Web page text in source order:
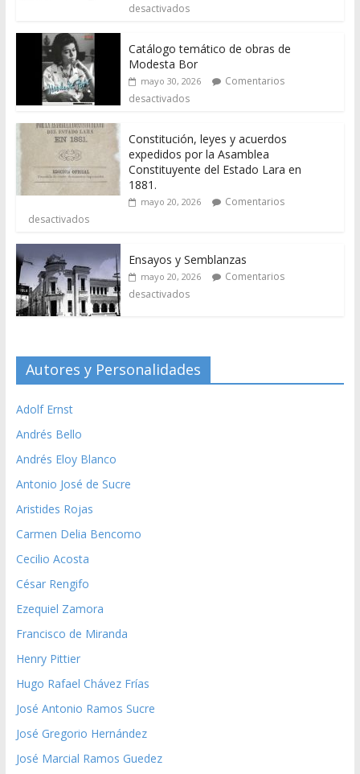
desactivados
Catálogo temático de obras de
Modesta Bor
mayo 30, 2026
Comentarios
desactivados
Constitución, leyes y acuerdos
expedidos por la Asamblea
Constituyente del Estado Lara en
1881.
mayo 20, 2026
Comentarios
desactivados
Ensayos y Semblanzas
mayo 20, 2026
Comentarios
desactivados
Autores y Personalidades
Adolf Ernst
Andrés Bello
Andrés Eloy Blanco
Antonio José de Sucre
Aristides Rojas
Carmen Delia Bencomo
Cecilio Acosta
César Rengifo
Ezequiel Zamora
Francisco de Miranda
Henry Pittier
Hugo Rafael Chávez Frías
José Antonio Ramos Sucre
José Gregorio Hernández
José Marcial Ramos Guedez